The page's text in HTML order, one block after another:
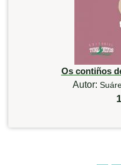
Os contiños
Autor: